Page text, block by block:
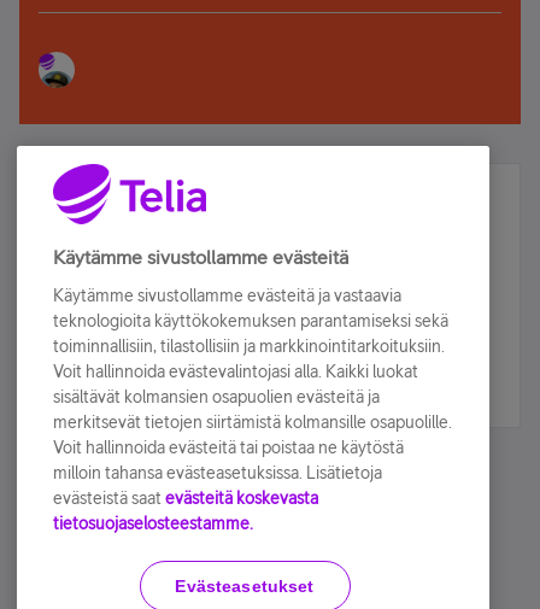
Älä jää paitsi – osallistu ja voita!
Tilaa Telian uutiskirje ja olet mukana arvonnassa.
sähköpostiisi.
Tilaa nyt
Käyttöehdot Accessibility statement
Käytämme sivustollamme evästeitä
Käytämme sivustollamme evästeitä ja vastaavia
teknologioita käyttökokemuksen parantamiseksi sekä
toiminnallisiin, tilastollisiin ja markkinointitarkoituksiin.
Voit hallinnoida evästevalintojasi alla. Kaikki luokat
sisältävät kolmansien osapuolien evästeitä ja
merkitsevät tietojen siirtämistä kolmansille osapuolille.
Voit hallinnoida evästeitä tai poistaa ne käytöstä
milloin tahansa evästeasetuksissa. Lisätietoja
evästeistä saat evästeitä koskevasta
tietosuojaselosteestamme.
Evästeasetukset